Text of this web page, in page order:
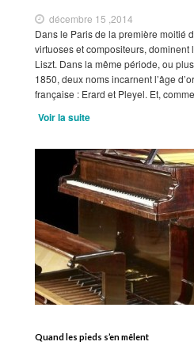
décembre 15 ,2014
Dans le Paris de la première moitié
virtuoses et compositeurs,
Liszt. Dans la même période, ou
1850, deux noms incarnent l’âge
française : Erard et Pleyel. Et,
Voir la suite
Quand les pieds s’en mêlent